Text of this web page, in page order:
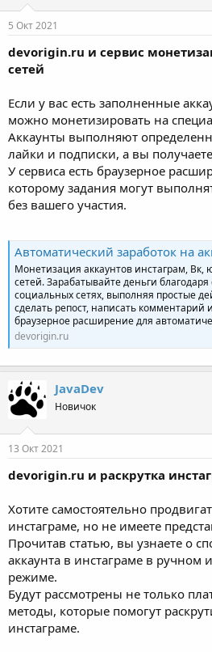
5 Окт 2021
devorigin.ru и сервис
сетей
Если у вас есть заполненные
можно монетизировать на
Аккаунты выполняют
лайки и подписки, а вы
У сервиса есть браузерное
которому задания могут
без вашего участия.
Автоматический заработок на аккаунтах
Монетизация аккаунтов инстаграм, Вк,
сетей. Зарабатывайте деньги
социальных сетях, выполняя простые
сделать репост, написать комментарий
браузерное расширение для
devorigin.ru
JavaDev
Новичок
13 Окт 2021
devorigin.ru и раскрутка
Хотите самостоятельно
инстаграме, но не имеете
Прочитав статью, вы узнаете о
аккаунта в инстаграме в ручном
режиме.
Будут рассмотрены не только
методы, которые помогут
инстаграме.